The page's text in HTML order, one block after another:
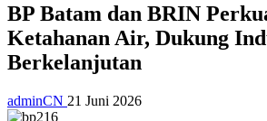
BP Batam dan BRIN
Ketahanan Air, Dukung
Berkelanjutan
adminCN 21 Juni 2026